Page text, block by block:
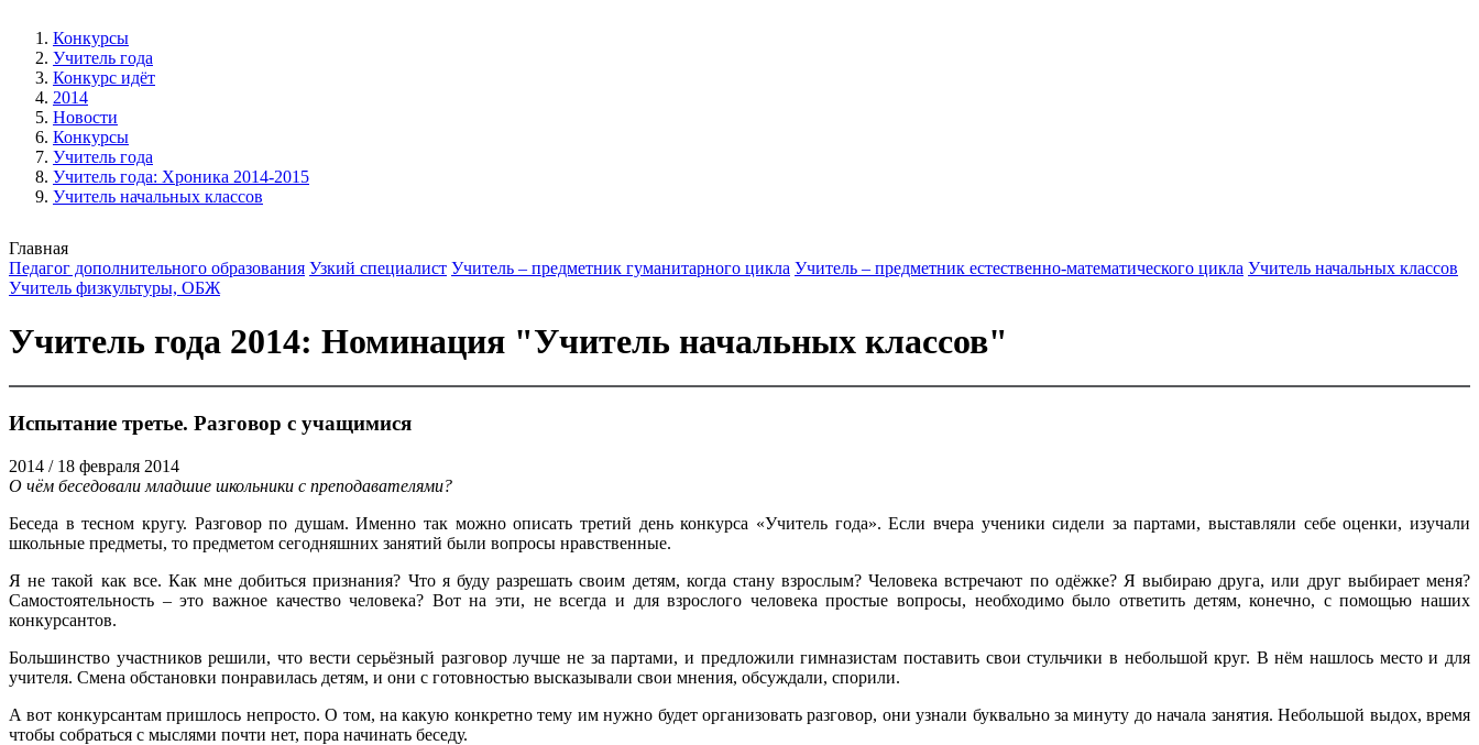
Конкурсы
Учитель года
Конкурс идёт
2014
Новости
Конкурсы
Учитель года
Учитель года: Хроника 2014-2015
Учитель начальных классов
Главная
Педагог дополнительного образования Узкий специалист Учитель – предметник гуманитарного цикла Учитель – предметник естественно-математического цикла Учитель начальных классов
Учитель физкультуры, ОБЖ
Учитель года 2014: Номинация "Учитель начальных классов"
Испытание третье. Разговор с учащимися
2014 / 18 февраля 2014
О чём беседовали младшие школьники с преподавателями?
Беседа в тесном кругу. Разговор по душам. Именно так можно описать третий день конкурса «Учитель года». Если вчера ученики сидели за партами, выставляли себе оценки, изучали
школьные предметы, то предметом сегодняшних занятий были вопросы нравственные.
Я не такой как все. Как мне добиться признания? Что я буду разрешать своим детям, когда стану взрослым? Человека встречают по одёжке? Я выбираю друга, или друг выбирает меня?
Самостоятельность – это важное качество человека? Вот на эти, не всегда и для взрослого человека простые вопросы, необходимо было ответить детям, конечно, с помощью наших
конкурсантов.
Большинство участников решили, что вести серьёзный разговор лучше не за партами, и предложили гимназистам поставить свои стульчики в небольшой круг. В нём нашлось место и для
учителя. Смена обстановки понравилась детям, и они с готовностью высказывали свои мнения, обсуждали, спорили.
А вот конкурсантам пришлось непросто. О том, на какую конкретно тему им нужно будет организовать разговор, они узнали буквально за минуту до начала занятия. Небольшой выдох, время
чтобы собраться с мыслями почти нет, пора начинать беседу.